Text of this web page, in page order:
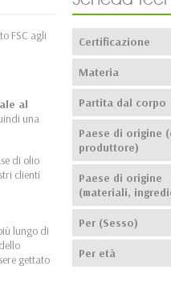
FSC agli
al
una
di olio
clienti
lungo di
gettato
Certificazione
Materia
Partita dal corpo
Paese di origine
produttore)
Paese di origine
(materiali,
Per (Sesso)
Per età